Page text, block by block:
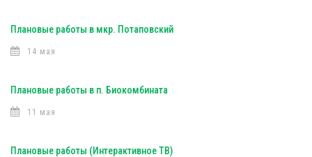
Плановые работы в мкр. Потаповский
14 мая
Плановые работы в п. Биокомбината
11 мая
Плановые работы (Интерактивное ТВ)